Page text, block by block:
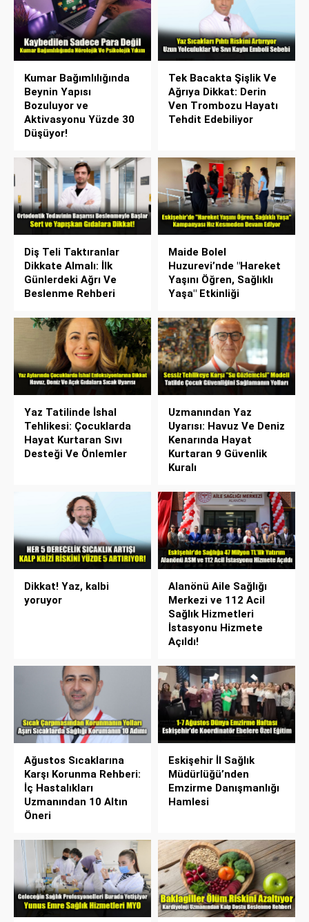
Kumar Bağımlılığında
Beynin Yapısı
Bozuluyor ve
Aktivasyonu Yüzde 30
Düşüyor!
Tek Bacakta Şişlik Ve
Ağrıya Dikkat: Derin
Ven Trombozu Hayatı
Tehdit Edebiliyor
Diş Teli Taktıranlar
Dikkate Almalı: İlk
Günlerdeki Ağrı Ve
Beslenme Rehberi
Maide Bolel
Huzurevi’nde "Hareket
Yaşını Öğren, Sağlıklı
Yaşa" Etkinliği
Yaz Tatilinde İshal
Tehlikesi: Çocuklarda
Hayat Kurtaran Sıvı
Desteği Ve Önlemler
Uzmanından Yaz
Uyarısı: Havuz Ve Deniz
Kenarında Hayat
Kurtaran 9 Güvenlik
Kuralı
Dikkat! Yaz, kalbi
yoruyor
Alanönü Aile Sağlığı
Merkezi ve 112 Acil
Sağlık Hizmetleri
İstasyonu Hizmete
Açıldı!
Ağustos Sıcaklarına
Karşı Korunma Rehberi:
İç Hastalıkları
Uzmanından 10 Altın
Öneri
Eskişehir İl Sağlık
Müdürlüğü’nden
Emzirme Danışmanlığı
Hamlesi